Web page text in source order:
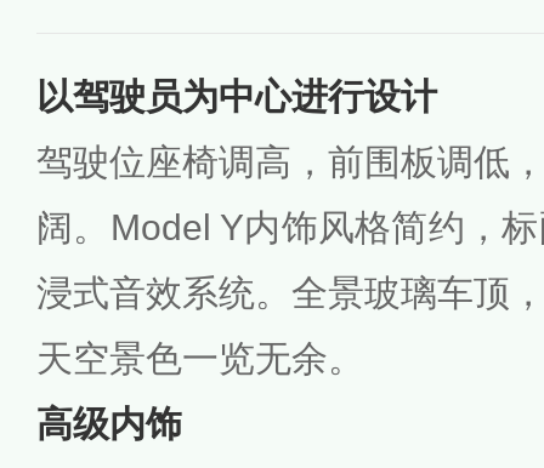
以驾驶员为中心进行设计
驾驶位座椅调高，前围板调低
阔。Model Y内饰风格简约，
浸式音效系统。全景玻璃车顶
天空景色一览无余。
高级内饰